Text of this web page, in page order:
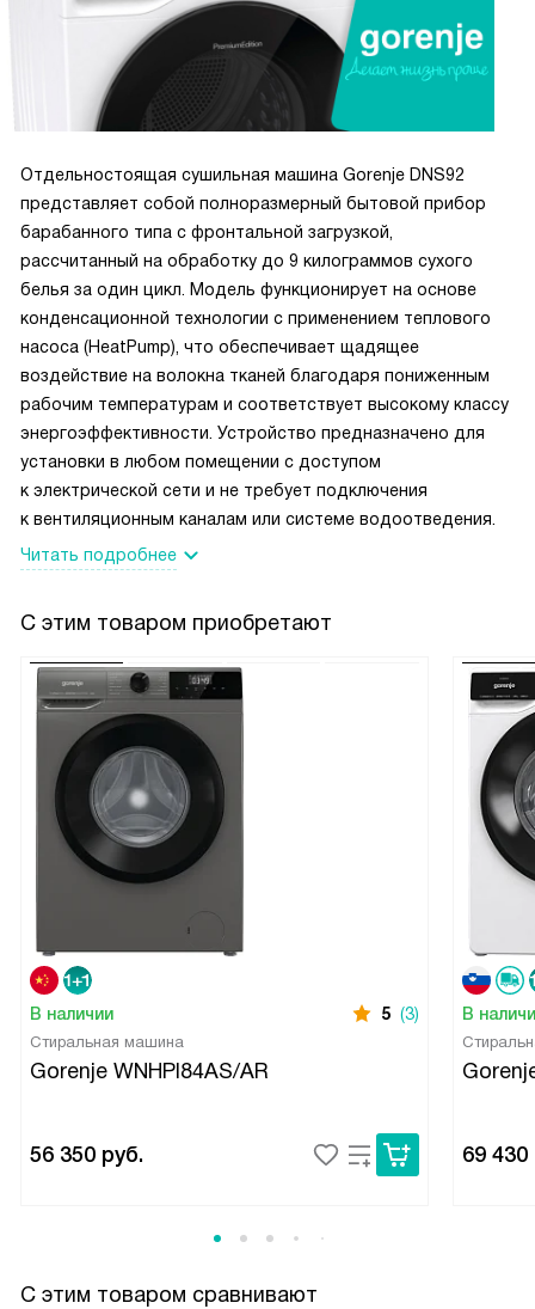
Отдельностоящая сушильная машина Gorenje DNS92
представляет собой полноразмерный бытовой прибор
барабанного типа с фронтальной загрузкой,
рассчитанный на обработку до 9 килограммов сухого
белья за один цикл. Модель функционирует на основе
конденсационной технологии с применением теплового
насоса (HeatPump), что обеспечивает щадящее
воздействие на волокна тканей благодаря пониженным
рабочим температурам и соответствует высокому классу
энергоэффективности. Устройство предназначено для
установки в любом помещении с доступом
к электрической сети и не требует подключения
к вентиляционным каналам или системе водоотведения.
Читать подробнее
С этим товаром приобретают
В наличии 5 (3)
Стиральная машина
Gorenje WNHPI84AS/AR
56 350 руб.
В
69 430
С этим товаром сравнивают